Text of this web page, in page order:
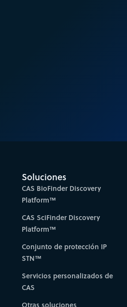
Soluciones
CAS BioFinder Discovery
Platform™
CAS SciFinder Discovery
Platform™
Conjunto de protección IP
STN™
Servicios personalizados de
CAS
Otras soluciones